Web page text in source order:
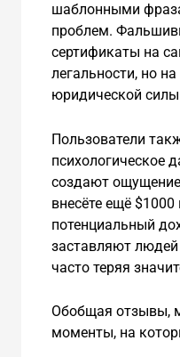
шаблонными
проблем.
сертификаты на
легальности, но
юридической
Пользователи
психологическое
создают
внесёте ещё $1000
потенциальный
заставляют
часто теряя
Обобщая отзывы,
моменты, на